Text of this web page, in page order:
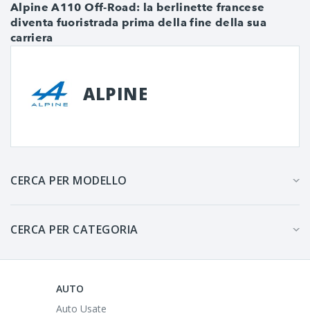
Alpine A110 Off‑Road: la berlinette francese
diventa fuoristrada prima della fine della sua
carriera
ALPINE
CERCA PER MODELLO
CERCA PER CATEGORIA
AUTO
Auto Usate